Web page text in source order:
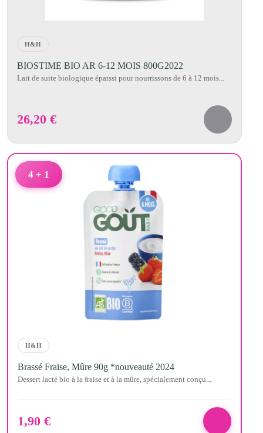
H&H
BIOSTIME BIO AR 6-12 MOIS 800G2022
Lait de suite biologique épaissi pour nourrissons de 6 à 12 mois...
26,20 €
4 + 1
H&H
Brassé Fraise, Mûre 90g *nouveauté 2024
Dessert lacté bio à la fraise et à la mûre, spécialement conçu...
1,90 €